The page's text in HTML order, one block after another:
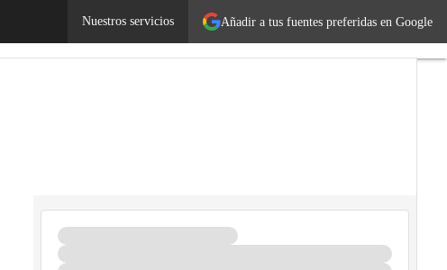
Añadir a tus fuentes preferidas en Google
Nuestros servicios
EmprendedoresLegislación